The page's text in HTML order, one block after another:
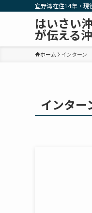
宜野湾在住14年・現
はいさい
が伝える
ホーム インターン
インター